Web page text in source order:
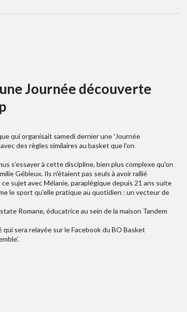
Journée découverte
qui organisait samedi dernier une 'Journée
des règles similaires au basket que l'on
s’essayer à cette discipline, bien plus complexe qu'on
Gébleux. Ils n'étaient pas seuls à avoir rallié
sujet avec Mélanie, paraplégique depuis 21 ans suite
le sport qu'elle pratique au quotidien : un vecteur de
Romane, éducatrice au sein de la maison Tandem
sera relayée sur le Facebook du BO Basket